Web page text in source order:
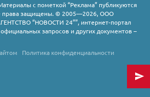
с пометкой “Реклама” публикуются
права защищены. © 2005—2026, ООО
“НОВОСТИ 24””, интернет-портал
запросов и других документов –
Политика конфиденциальности